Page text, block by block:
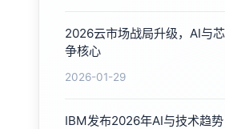
2026云市场战局升级，AI与
争核心
2026-01-29
IBM发布2026年AI与技术趋